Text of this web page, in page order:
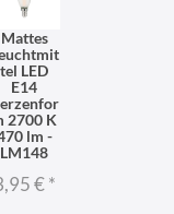
Mattes
tel LED
E14
2700 K
lm -
LM148
€*